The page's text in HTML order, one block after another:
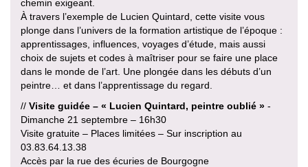
chemin exigeant.
À travers l’exemple de Lucien Quintard, cette visite vous
plonge dans l’univers de la formation artistique de l’époque :
apprentissages, influences, voyages d’étude, mais aussi
choix de sujets et codes à maîtriser pour se faire une place
dans le monde de l’art. Une plongée dans les débuts d’un
peintre… et dans l’apprentissage du regard.
// Visite guidée – « Lucien Quintard, peintre oublié » -
Dimanche 21 septembre – 16h30
Visite gratuite – Places limitées – Sur inscription au
03.83.64.13.38
Accès par la rue des écuries de Bourgogne